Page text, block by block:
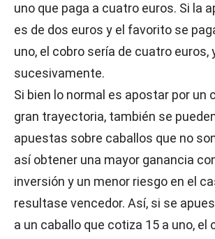
uno que paga a cuatro euros. Si la
es de dos euros y el favorito se
uno, el cobro sería de cuatro euros,
sucesivamente.
Si bien lo normal es apostar por un
gran trayectoria, también se
apuestas sobre caballos que no
así obtener una mayor ganancia
inversión y un menor riesgo en el
resultase vencedor. Así, si se
a un caballo que cotiza 15 a uno, el